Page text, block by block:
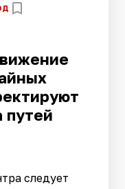
путей
следует